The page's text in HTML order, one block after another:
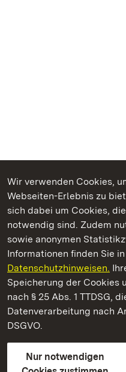
Wir verwenden Cookies,
Webseiten-Erlebnis zu
sich dabei um Cookies,
notwendig sind. Zudem
sowie anonymen
Informationen finden Sie
Datenschutzhinweisen.
Speicherung der Cookies
nach § 25 Abs. 1 TTDSG,
Datenverarbeitung nach
DSGVO.
Nur notwendigen
Kommen. Staunen.
Kloster und Schloss Salem
Staatliche Schlösser und
Kontakt
GebärdenspracheLeichte
Erklärung zur
BITV-konform (geprüfte